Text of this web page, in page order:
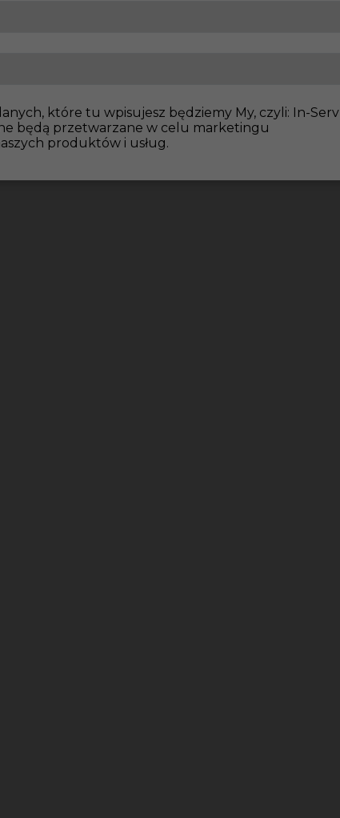
które tu wpisujesz będziemy My, czyli: In-Serv
będą przetwarzane w celu marketingu
produktów i usług.